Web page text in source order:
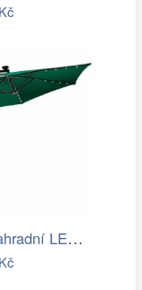
STILISTA zahradní LED slunečník s…